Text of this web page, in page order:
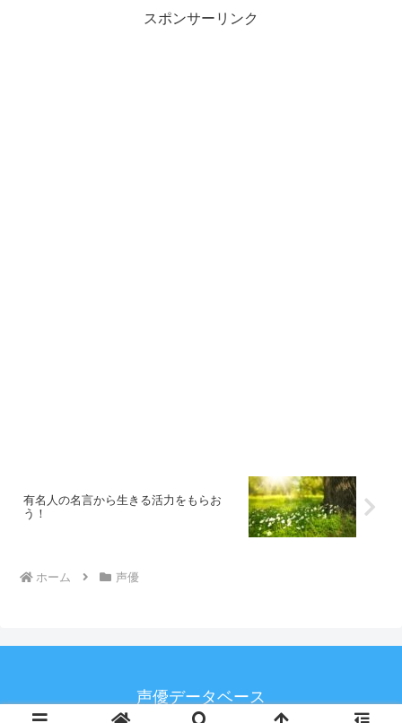
スポンサーリンク
有名人の名言から生きる活力をもらお
う！
ホーム 声優
声優データベース